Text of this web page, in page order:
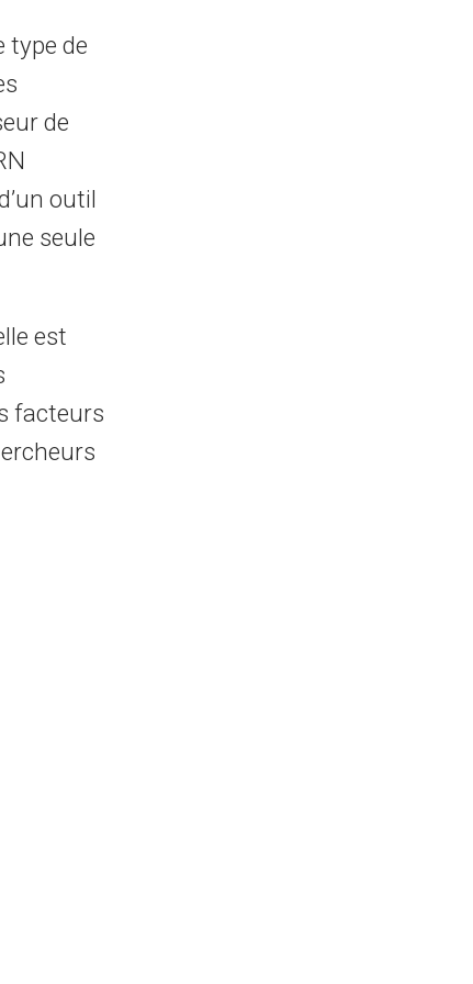
type de
de
outil
seule
est
facteurs